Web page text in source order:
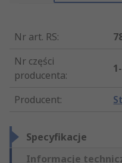
Nr art. RS:
Nr części
producenta:
Producent:
Specyfikacje
Informacje